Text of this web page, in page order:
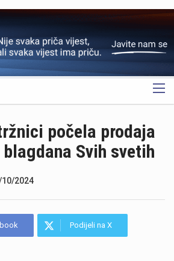
OGLAS
počela prodaja
Svih svetih
10/2024
Podijeli na X